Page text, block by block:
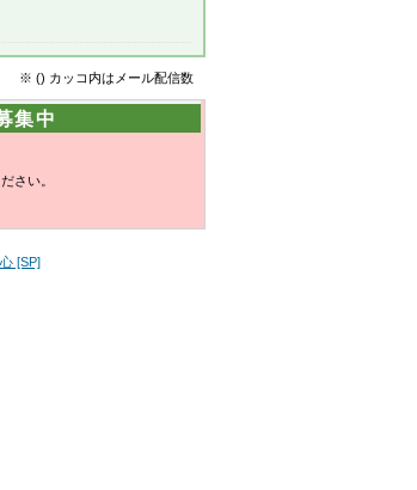
※ () カッコ内はメール配信数
集中
さい。
[SP]